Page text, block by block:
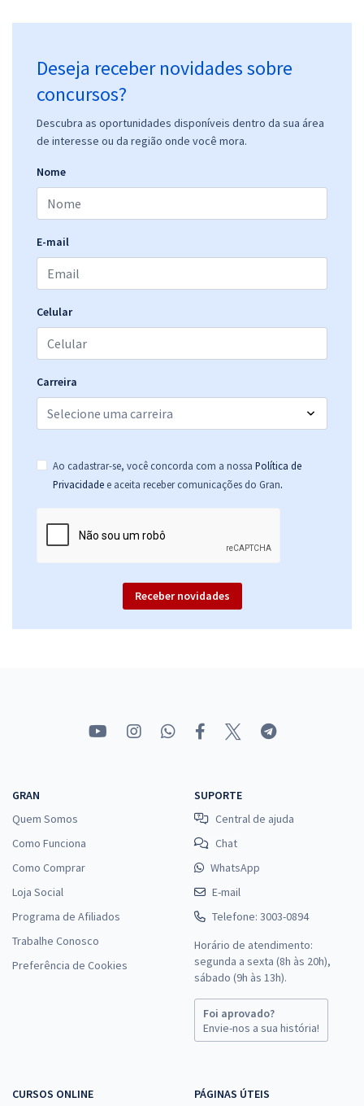
Deseja receber novidades sobre
concursos?
Descubra as oportunidades disponíveis dentro da sua área
de interesse ou da região onde você mora.
Nome
E-mail
Celular
Carreira
Ao cadastrar-se, você concorda com a nossa Política de
Privacidade e aceita receber comunicações do Gran.
Receber novidades
GRAN
Quem Somos
Como Funciona
Como Comprar
Loja Social
Programa de Afiliados
Trabalhe Conosco
Preferência de Cookies
SUPORTE
Central de ajuda
Chat
WhatsApp
E-mail
Telefone: 3003-0894
Horário de atendimento:
segunda a sexta (8h às 20h),
sábado (9h às 13h).
Foi aprovado?
Envie-nos a sua história!
CURSOS ONLINE PÁGINAS ÚTEIS